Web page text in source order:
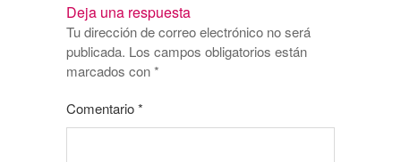
Deja una respuesta
Tu dirección de correo electrónico no será
publicada. Los campos obligatorios están
marcados con*
Comentario*